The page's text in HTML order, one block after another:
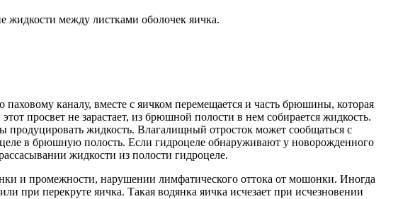
жидкости между листками оболочек яичка.
каналу, вместе с яичком перемещается и часть брюшины, которая
просвет не зарастает, из брюшной полости в нем собирается жидкость.
жидкость. Влагалищный отросток может сообщаться с
в брюшную полость. Если гидроцеле обнаруживают у новорожденного
жидкости из полости гидроцеле.
и промежности, нарушении лимфатического оттока от мошонки. Иногда
при перекруте яичка. Такая водянка яичка исчезает при исчезновении